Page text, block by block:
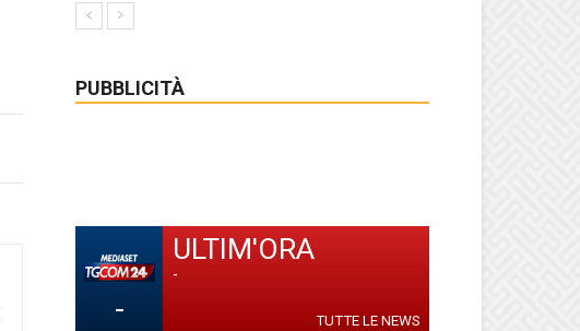
PUBBLICITÀ
-
ULTIM'ORA
-
TUTTE LE NEWS